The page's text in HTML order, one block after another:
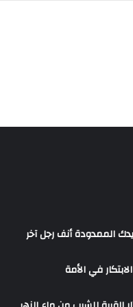
الممدودة أنف رجل آخر
في الأمة